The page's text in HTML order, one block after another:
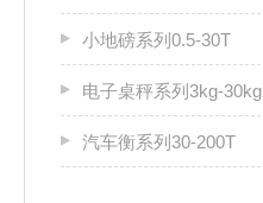
小地磅系列0.5-30T
电子桌秤系列3kg-30kg
汽车衡系列30-200T